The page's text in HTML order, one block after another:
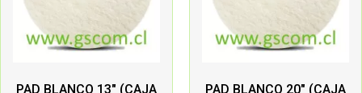
PAD BLANCO 13″ (CAJA
PAD BLANCO 20″ (CAJA